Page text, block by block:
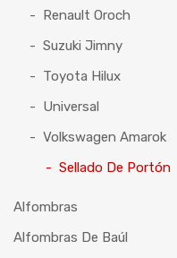
Renault Oroch
Suzuki Jimny
Toyota Hilux
Universal
Volkswagen Amarok
Sellado De Portón
Alfombras
Alfombras De Baúl